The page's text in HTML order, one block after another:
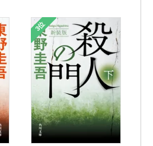
3位